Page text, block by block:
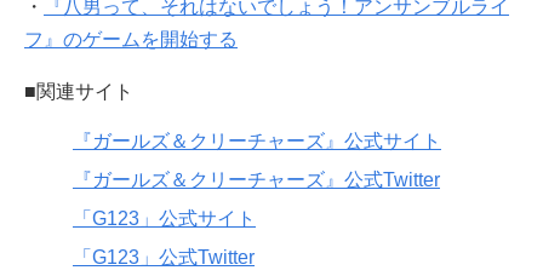
・
『八男って、それはないでしょう！アンサンブルライ
フ』のゲームを開始する
■関連サイト
『ガールズ＆クリーチャーズ』公式サイト
『ガールズ＆クリーチャーズ』公式Twitter
「G123」公式サイト
「G123」公式Twitter